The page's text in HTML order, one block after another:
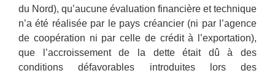
du Nord), qu’aucune évaluation financière et technique
n’a été réalisée par le pays créancier (ni par l’agence
de coopération ni par celle de crédit à l’exportation),
que l’accroissement de la dette était dû à des
conditions défavorables introduites lors des